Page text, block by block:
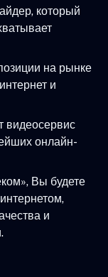
который
на рынке
и
видеосервис
онлайн-
Вы будете
и